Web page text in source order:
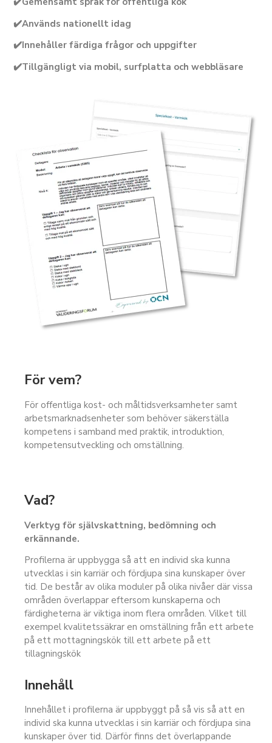
✔️Används nationellt idag
✔️Innehåller färdiga frågor och uppgifter
✔️Tillgängligt via mobil, surfplatta och webbläsare
För vem?
För offentliga kost- och måltidsverksamheter samt
arbetsmarknadsenheter som behöver säkerställa
kompetens i samband med praktik, introduktion,
kompetensutveckling och omställning.
Vad?
Verktyg för självskattning, bedömning och
erkännande.
Profilerna är uppbygga så att en individ ska kunna
utvecklas i sin karriär och fördjupa sina kunskaper över
tid. De består av olika moduler på olika nivåer där vissa
områden överlappar eftersom kunskaperna och
färdigheterna är viktiga inom flera områden. Vilket till
exempel kvalitetssäkrar en omställning från ett arbete
på ett mottagningskök till ett arbete på ett
tillagningskök
Innehåll
Innehållet i profilerna är uppbyggt på så vis så att en
individ ska kunna utvecklas i sin karriär och fördjupa sina
kunskaper över tid. Därför finns det överlappande